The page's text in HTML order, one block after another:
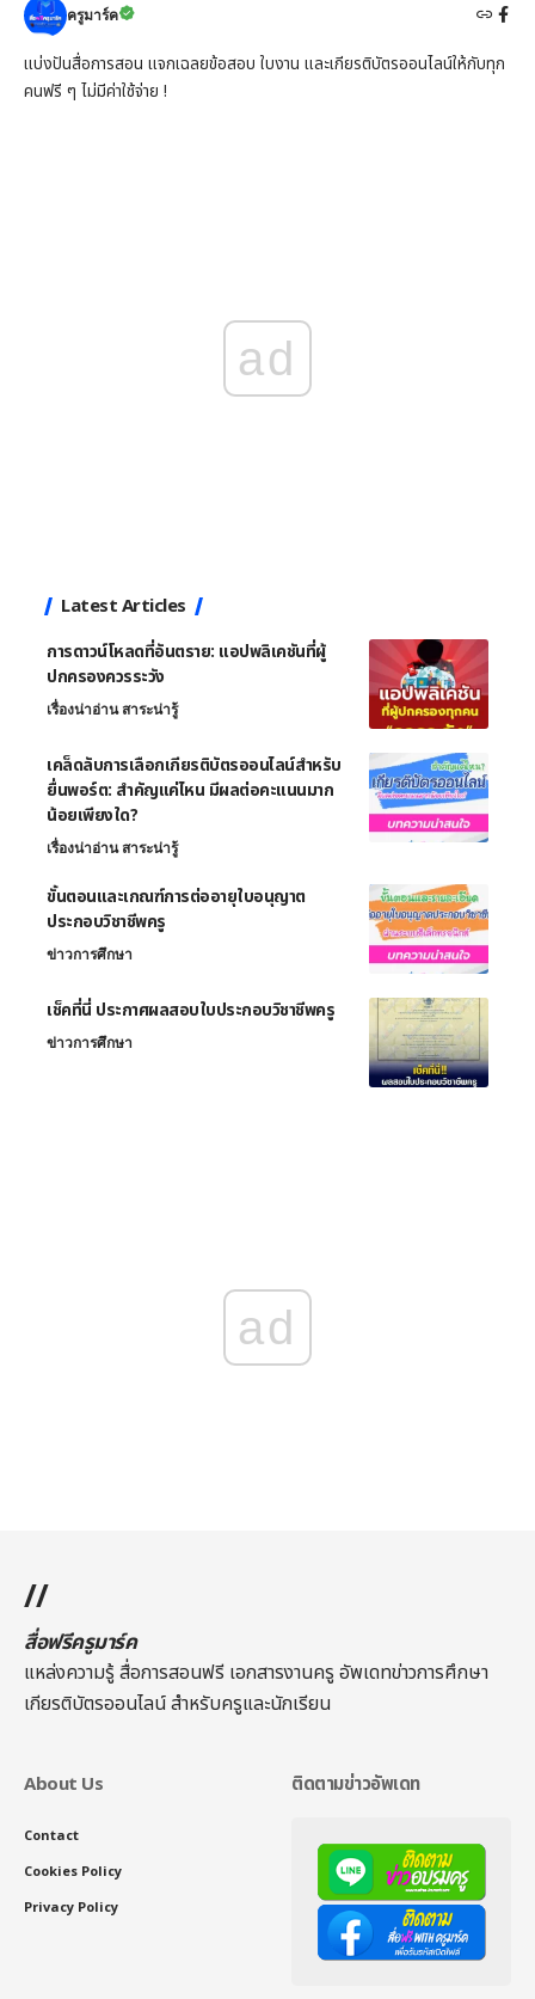
ครูมาร์ค
แบ่งปันสื่อการสอน แจกเฉลยข้อสอบ ใบงาน และเกียรติบัตรออนไลน์ให้กับทุก
คนฟรี ๆ ไม่มีค่าใช้จ่าย !
ad
Latest Articles
การดาวน์โหลดที่อันตราย: แอปพลิเคชันที่ผู้
ปกครองควรระวัง
เรื่องน่าอ่าน สาระน่ารู้
เคล็ดลับการเลือกเกียรติบัตรออนไลน์สำหรับ
ยื่นพอร์ต: สำคัญแค่ไหน มีผลต่อคะแนนมาก
น้อยเพียงใด?
เรื่องน่าอ่าน สาระน่ารู้
ขั้นตอนและเกณฑ์การต่ออายุใบอนุญาต
ประกอบวิชาชีพครู
ข่าวการศึกษา
เช็คที่นี่ ประกาศผลสอบใบประกอบวิชาชีพครู
ข่าวการศึกษา
ad
//
สื่อฟรีครูมาร์ค
แหล่งความรู้ สื่อการสอนฟรี เอกสารงานครู อัพเดทข่าวการศึกษา
เกียรติบัตรออนไลน์สำหรับครูและนักเรียน
About Us
Contact
Cookies Policy
Privacy Policy
ติดตามข่าวอัพเดท